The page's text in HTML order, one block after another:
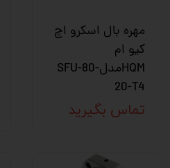
مهره بال اسکرو اچ
کیو ام
HQMمدلSFU-80-
20-T4
تماس بگیرید